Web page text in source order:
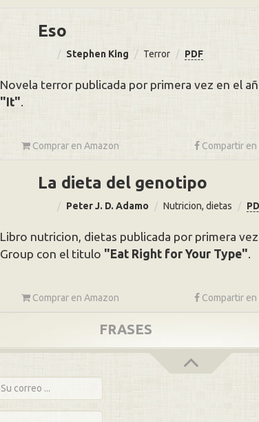
Eso
Stephen King Terror PDF
Novela terror publicada por primera vez en el
It .
Comprar en Amazon Compartir en
La dieta del genotipo
Peter J. D. Adamo Nutricion, dietas
Libro nutricion, dietas publicada por primera
Group con el titulo
Eat Right for Your Type .
Comprar en Amazon Compartir en
FRASES